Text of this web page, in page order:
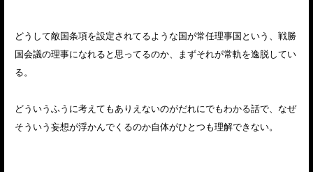
どうして敵国条項を設定されてるような国が常任理事国という、戦勝
国会議の理事になれると思ってるのか、まずそれが常軌を逸脱してい
る。
どういうふうに考えてもありえないのがだれにでもわかる話で、なぜ
そういう妄想が浮かんでくるのか自体がひとつも理解できない。